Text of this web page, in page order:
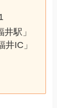
駅」
IC」